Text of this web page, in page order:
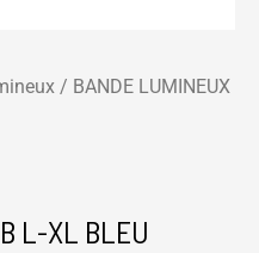
/ BANDE LUMINEUX
L-XL BLEU